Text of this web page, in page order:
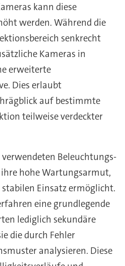
kann diese
werden. Während die
senkrecht
Kameras in
erweiterte
Dies erlaubt
auf bestimmte
teilweise verdeckter
Beleuchtungs-
hohe Wartungsarmut,
Einsatz ermöglicht.
eine grundlegende
lediglich sekundäre
die durch Fehler
analysieren. Diese